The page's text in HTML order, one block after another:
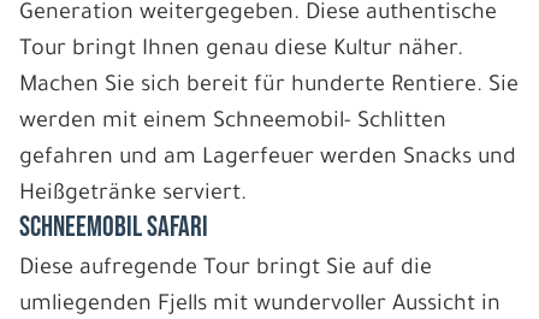
Generation weitergegeben. Diese authentische
Tour bringt Ihnen genau diese Kultur näher.
Machen Sie sich bereit für hunderte Rentiere. Sie
werden mit einem Schneemobil- Schlitten
gefahren und am Lagerfeuer werden Snacks und
Heißgetränke serviert.
SCHNEEMOBIL SAFARI
Diese aufregende Tour bringt Sie auf die
umliegenden Fjells mit wundervoller Aussicht in